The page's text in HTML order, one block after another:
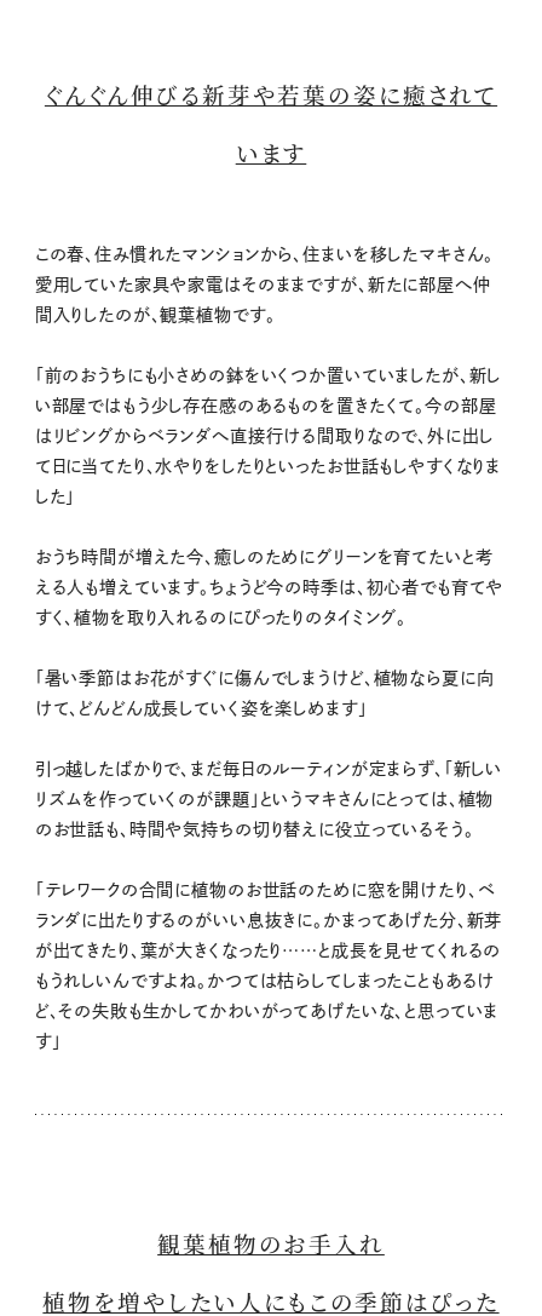
ぐんぐん伸びる新芽や若葉の姿に癒されて
います
この春、住み慣れたマンションから、住まいを移したマキさん。
愛用していた家具や家電はそのままですが、新たに部屋へ仲
間入りしたのが、観葉植物です。
「前のおうちにも小さめの鉢をいくつか置いていましたが、新し
い部屋ではもう少し存在感のあるものを置きたくて。今の部屋
はリビングからベランダへ直接行ける間取りなので、外に出し
て日に当てたり、水やりをしたりといったお世話もしやすくなりま
した」
おうち時間が増えた今、癒しのためにグリーンを育てたいと考
える人も増えています。ちょうど今の時季は、初心者でも育てや
すく、植物を取り入れるのにぴったりのタイミング。
「暑い季節はお花がすぐに傷んでしまうけど、植物なら夏に向
けて、どんどん成長していく姿を楽しめます」
引っ越したばかりで、まだ毎日のルーティンが定まらず、「新しい
リズムを作っていくのが課題」というマキさんにとっては、植物
のお世話も、時間や気持ちの切り替えに役立っているそう。
「テレワークの合間に植物のお世話のために窓を開けたり、ベ
ランダに出たりするのがいい息抜きに。かまってあげた分、新芽
が出てきたり、葉が大きくなったり……と成長を見せてくれるの
もうれしいんですよね。かつては枯らしてしまったこともあるけ
ど、その失敗も生かしてかわいがってあげたいな、と思っていま
す」
観葉植物のお手入れ
植物を増やしたい人にもこの季節はぴった